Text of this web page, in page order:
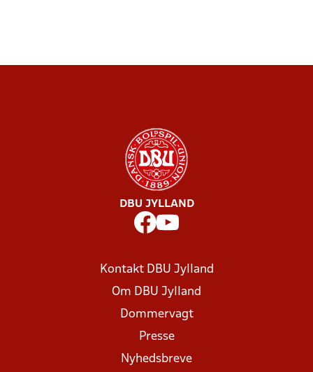
DBU JYLLAND
Kontakt DBU Jylland
Om DBU Jylland
Dommervagt
Presse
Nyhedsbreve